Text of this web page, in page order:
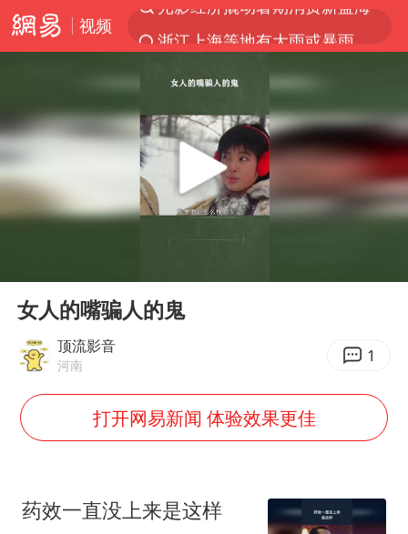
视频
金饰克价一夜涨回1300元
新疆景区自驾服务费改为按车收费
“不怕六爷挂得多 就怕六爷挂一颗”
多家A股公司收到美国关税退款
白海豚将正面袭击贯穿浙江
酒店回应车内过夜被收150元
几元成本的AI广告导致千万市值蒸发
浙江台州《告全体市民书》
Play
女人的嘴骗人的鬼
顶流影音
河南 1
打开网易新闻 体验效果更佳
药效一直没上来是这样